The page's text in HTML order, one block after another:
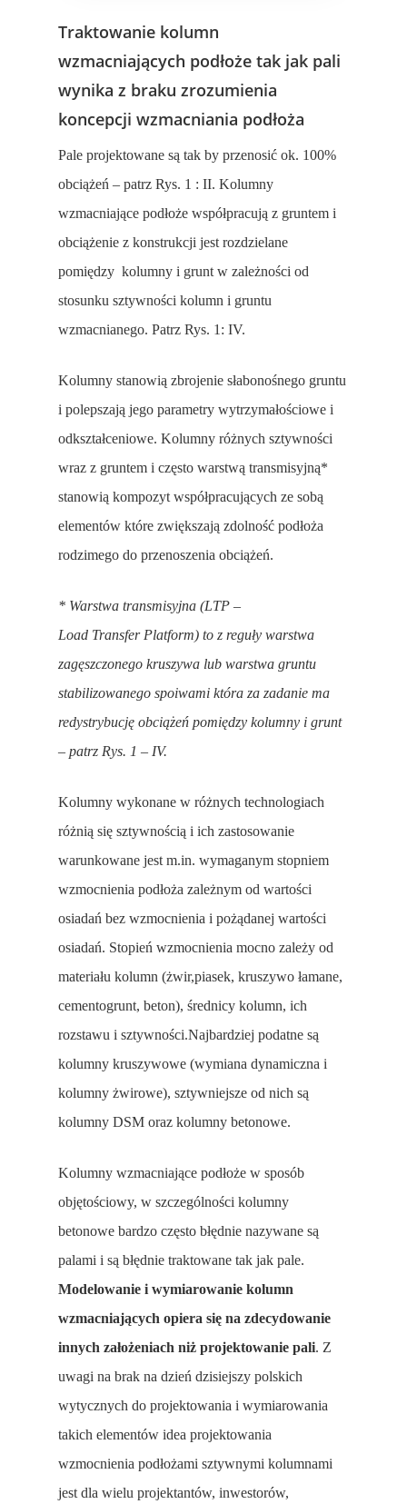
Traktowanie kolumn
wzmacniających podłoże tak jak pali
wynika z braku zrozumienia
koncepcji wzmacniania podłoża
Pale projektowane są tak by przenosić ok. 100%
obciążeń – patrz Rys. 1 : II. Kolumny
wzmacniające podłoże współpracują z gruntem i
obciążenie z konstrukcji jest rozdzielane
pomiędzy kolumny i grunt w zależności od
stosunku sztywności kolumn i gruntu
wzmacnianego. Patrz Rys. 1: IV.
Kolumny stanowią zbrojenie słabonośnego gruntu
i polepszają jego parametry wytrzymałościowe i
odkształceniowe. Kolumny różnych sztywności
wraz z gruntem i często warstwą transmisyjną*
stanowią kompozyt współpracujących ze sobą
elementów które zwiększają zdolność podłoża
rodzimego do przenoszenia obciążeń.
* Warstwa transmisyjna (LTP –
Load Transfer Platform) to z reguły warstwa
zagęszczonego kruszywa lub warstwa gruntu
stabilizowanego spoiwami która za zadanie ma
redystrybucję obciążeń pomiędzy kolumny i grunt
– patrz Rys. 1 – IV.
Kolumny wykonane w różnych technologiach
różnią się sztywnością i ich zastosowanie
warunkowane jest m.in. wymaganym stopniem
wzmocnienia podłoża zależnym od wartości
osiadań bez wzmocnienia i pożądanej wartości
osiadań. Stopień wzmocnienia mocno zależy od
materiału kolumn (żwir,piasek, kruszywo łamane,
cementogrunt, beton), średnicy kolumn, ich
rozstawu i sztywności.Najbardziej podatne są
kolumny kruszywowe (wymiana dynamiczna i
kolumny żwirowe), sztywniejsze od nich są
kolumny DSM oraz kolumny betonowe.
Kolumny wzmacniające podłoże w sposób
objętościowy, w szczególności kolumny
betonowe bardzo często błędnie nazywane są
palami i są błędnie traktowane tak jak pale.
Modelowanie i wymiarowanie kolumn
wzmacniających opiera się na zdecydowanie
innych założeniach niż projektowanie pali. Z
uwagi na brak na dzień dzisiejszy polskich
wytycznych do projektowania i wymiarowania
takich elementów idea projektowania
wzmocnienia podłożami sztywnymi kolumnami
jest dla wielu projektantów, inwestorów,